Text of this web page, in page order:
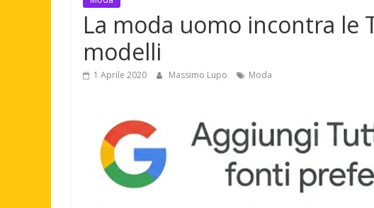
La moda uomo incontra le
modelli
1 Aprile 2020 Massimo Lupo Moda